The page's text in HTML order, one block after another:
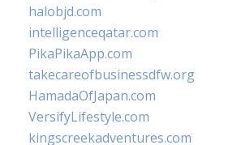
halobjd.com
intelligenceqatar.com
PikaPikaApp.com
takecareofbusinessdfw.org
HamadaOfJapan.com
VersifyLifestyle.com
kingscreekadventures.com